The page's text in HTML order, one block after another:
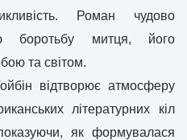
Роман чудово
боротьбу митця, його
та світом.
відтворює атмосферу
літературних кіл
як формувалася